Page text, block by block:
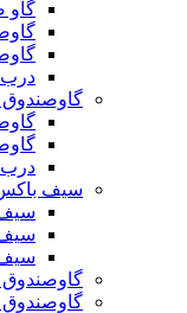
گاو
درب
گاوصندوق
درب
سیف
سیف
سیف
گاوصندوق
گاوصندوق